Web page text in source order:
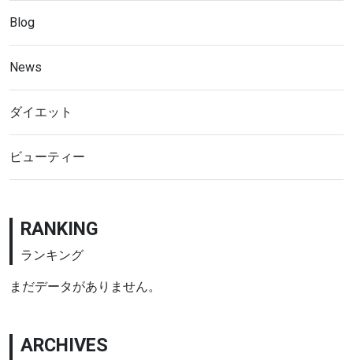
Blog
News
ダイエット
ビューティー
RANKING
ランキング
まだデータがありません。
ARCHIVES